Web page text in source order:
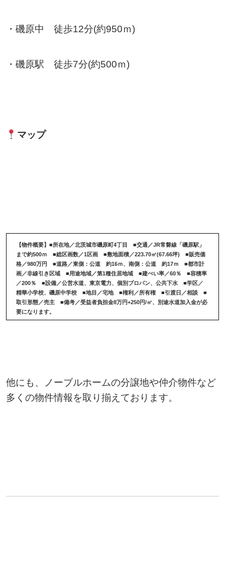
・磯原中 徒歩12分(約950ｍ)
・磯原駅 徒歩7分(約500ｍ)
マップ
【物件概要】■所在地／北茨城市磯原町4丁目 ■交通／JR常磐線「磯原駅」
まで約500ｍ ■総区画数／1区画 ■敷地面積／223.70㎡(67.66坪) ■販売価
格／980万円 ■道路／東側：公道 約16ｍ、南側：公道 約17ｍ ■都市計
画／非線引き区域 ■用途地域／第1種住居地域 ■建ぺい率／60％ ■容積率
／200％ ■設備／公営水道、東京電力、個別プロパン、公共下水 ■学区／
精華小学校、磯原中学校 ■地目／宅地 ■権利／所有権 ■引渡日／相談 ■
取引形態／売主 ■備考／受益者負担金8万円+250円/㎡、別途水道加入金が必
要になります。
他にも、ノーブルホームの分譲地や仲介物件など
多くの物件情報を取り揃えております。